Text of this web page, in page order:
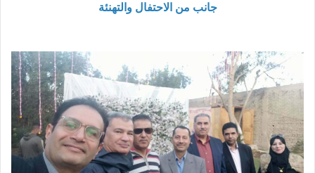
جانب من الاحتفال والتهنئة